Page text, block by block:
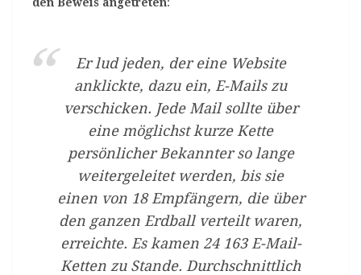
Er lud jeden, der eine Website
anklickte, dazu ein, E-Mails zu
verschicken. Jede Mail sollte über
eine möglichst kurze Kette
persönlicher Bekannter so lange
weitergeleitet werden, bis sie
einen von 18 Empfängern, die über
den ganzen Erdball verteilt waren,
erreichte. Es kamen 24 163 E-Mail-
Ketten zu Stande. Durchschnittlich